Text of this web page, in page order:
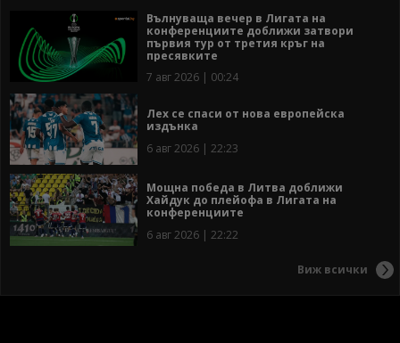
Вълнуваща вечер в Лигата на
конференциите доближи затвори
първия тур от третия кръг на
пресявките
7 авг 2026 | 00:24
Лех се спаси от нова европейска
издънка
6 авг 2026 | 22:23
Мощна победа в Литва доближи
Хайдук до плейофа в Лигата на
конференциите
6 авг 2026 | 22:22
Виж всички